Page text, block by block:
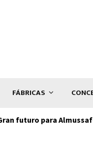
FÁBRICAS
futuro para